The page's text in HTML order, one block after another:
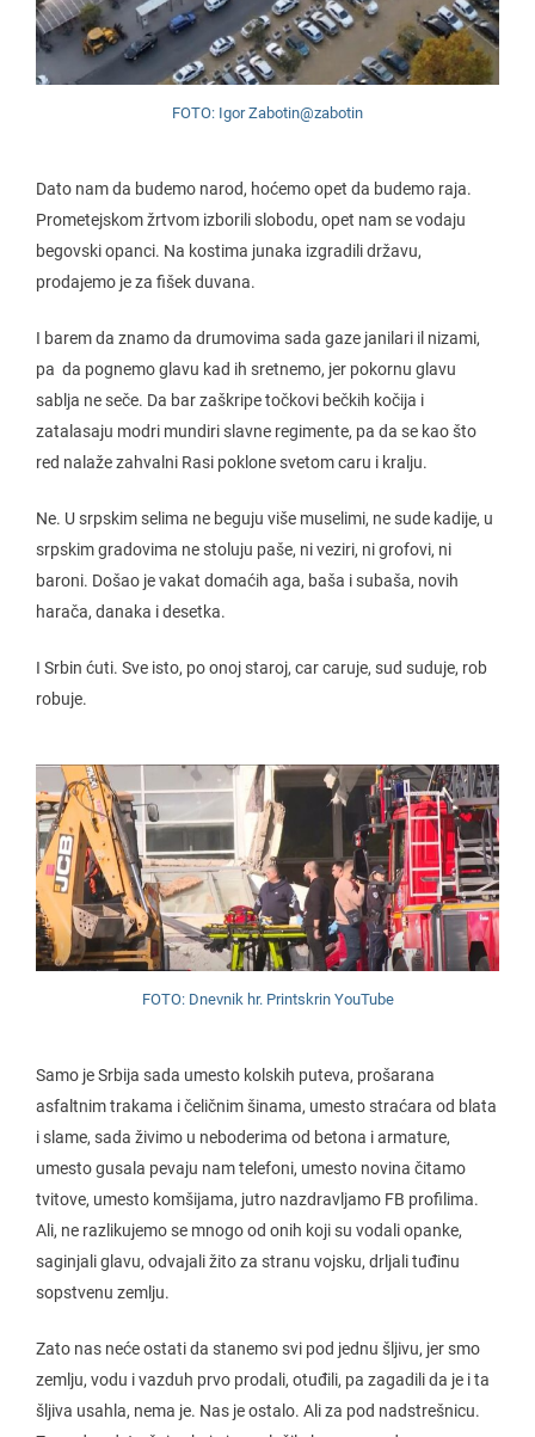
FOTO: Igor Zabotin@zabotin
Dato nam da budemo narod, hoćemo opet da budemo raja.
Prometejskom žrtvom izborili slobodu, opet nam se vodaju
begovski opanci. Na kostima junaka izgradili državu,
prodajemo je za fišek duvana.
I barem da znamo da drumovima sada gaze janilari il nizami,
pa da pognemo glavu kad ih sretnemo, jer pokornu glavu
sablja ne seče. Da bar zaškripe točkovi bečkih kočija i
zatalasaju modri mundiri slavne regimente, pa da se kao što
red nalaže zahvalni Rasi poklone svetom caru i kralju.
Ne. U srpskim selima ne beguju više muselimi, ne sude kadije, u
srpskim gradovima ne stoluju paše, ni veziri, ni grofovi, ni
baroni. Došao je vakat domaćih aga, baša i subaša, novih
harača, danaka i desetka.
I Srbin ćuti. Sve isto, po onoj staroj, car caruje, sud suduje, rob
robuje.
FOTO: Dnevnik hr. Printskrin YouTube
Samo je Srbija sada umesto kolskih puteva, prošarana
asfaltnim trakama i čeličnim šinama, umesto straćara od blata
i slame, sada živimo u neboderima od betona i armature,
umesto gusala pevaju nam telefoni, umesto novina čitamo
tvitove, umesto komšijama, jutro nazdravljamo FB profilima.
Ali, ne razlikujemo se mnogo od onih koji su vodali opanke,
saginjali glavu, odvajali žito za stranu vojsku, drljali tuđinu
sopstvenu zemlju.
Zato nas neće ostati da stanemo svi pod jednu šljivu, jer smo
zemlju, vodu i vazduh prvo prodali, otuđili, pa zagadili da je i ta
šljiva usahla, nema je. Nas je ostalo. Ali za pod nadstrešnicu.